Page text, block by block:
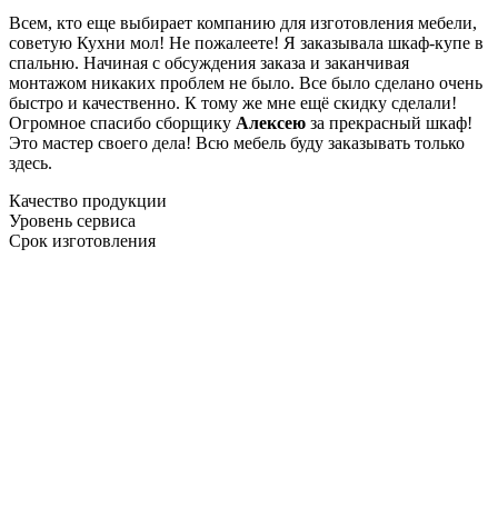
Всем, кто еще выбирает компанию для изготовления мебели,
советую Кухни мол! Не пожалеете! Я заказывала шкаф-купе в
спальню. Начиная с обсуждения заказа и заканчивая
монтажом никаких проблем не было. Все было сделано очень
быстро и качественно. К тому же мне ещё скидку сделали!
Огромное спасибо сборщику Алексею за прекрасный шкаф!
Это мастер своего дела! Всю мебель буду заказывать только
здесь.
Качество продукции
Уровень сервиса
Срок изготовления